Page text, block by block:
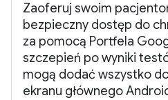
Zaoferuj swoim
bezpieczny dostęp do
za pomocą Portfela
szczepień po wyniki
mogą dodać wszystko
ekranu głównego